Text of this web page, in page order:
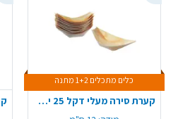
כלים מתכלים 1+2 מתנה
קערת סירה מעלי דקל 25 יח' 125 מ"מ - קטן